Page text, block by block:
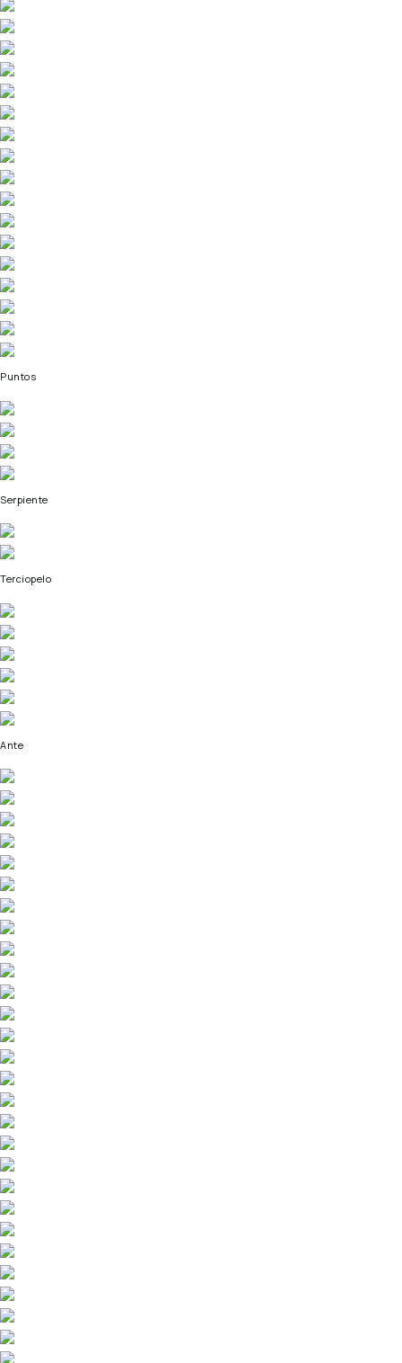
Puntos
Serpiente
Terciopelo
Ante